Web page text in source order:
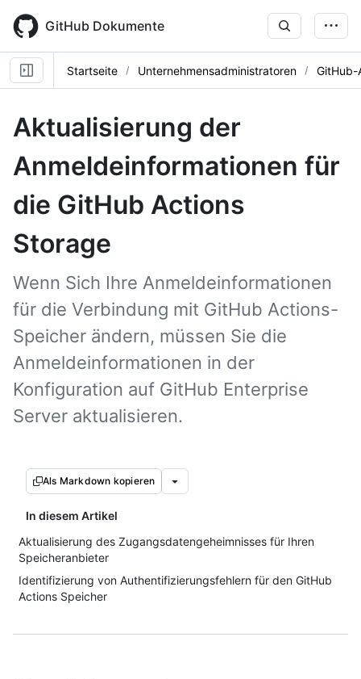
main
content
GitHub Dokumente
Startseite Unternehmensadministratoren GitHub-
Aktualisierung der
Anmeldeinformationen für
die GitHub Actions
Storage
Wenn Sich Ihre Anmeldeinformationen
für die Verbindung mit GitHub Actions-
Speicher ändern, müssen Sie die
Anmeldeinformationen in der
Konfiguration auf GitHub Enterprise
Server aktualisieren.
Als Markdown kopieren
In diesem Artikel
Aktualisierung des Zugangsdatengeheimnisses für Ihren
Speicheranbieter
Identifizierung von Authentifizierungsfehlern für den GitHub
Actions Speicher